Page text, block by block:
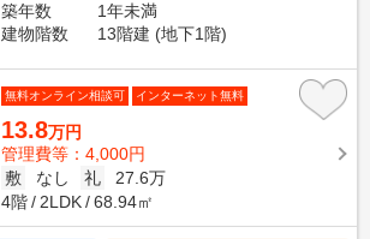
築年数
1年未満
建物階数
13階建 (地下1階)
無料オンライン相談可 インターネット無料
13.8万円
管理費等：4,000円
敷
なし 礼
27.6万
4階
2LDK 68.94㎡